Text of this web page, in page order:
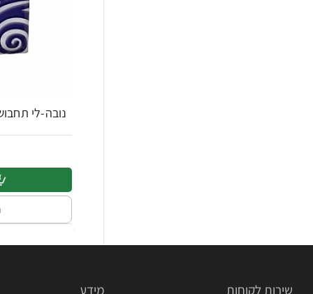
נובה-לי תחבושות
שירות לקוחות מידע